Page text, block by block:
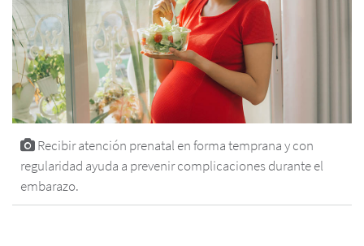
Recibir atención prenatal en forma temprana y con
regularidad ayuda a prevenir complicaciones durante el
embarazo.